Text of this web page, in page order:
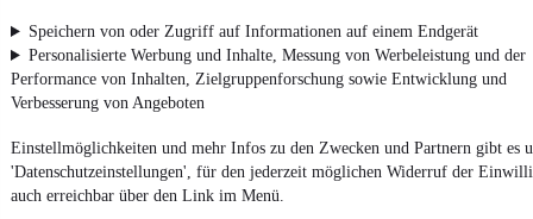
Speichern von oder Zugriff auf Informationen auf einem Endgerät
Personalisierte Werbung und Inhalte, Messung von Werbeleistung und der
Performance von Inhalten, Zielgruppenforschung sowie Entwicklung und
Verbesserung von Angeboten
Einstellmöglichkeiten und mehr Infos zu den Zwecken und Partnern gibt es
'Datenschutzeinstellungen', für den jederzeit möglichen Widerruf der
auch erreichbar über den Link im Menü.